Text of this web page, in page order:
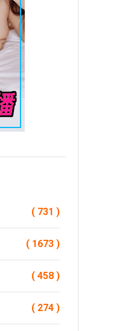
( 731 )
( 1673 )
( 458 )
( 274 )